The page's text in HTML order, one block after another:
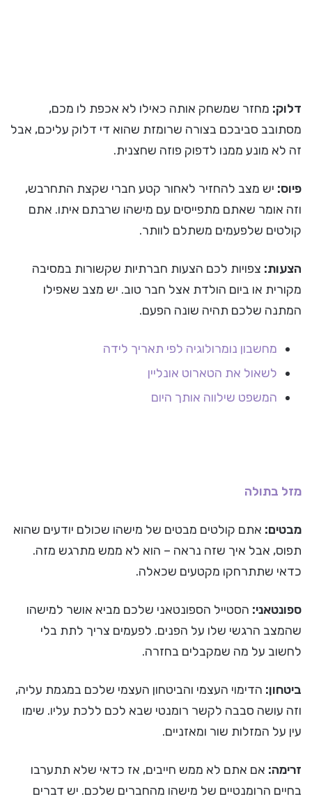
דלוק: מחזר שמשחק אותה כאילו לא אכפת לו מכם,
מסתובב סביבכם בצורה שרומזת שהוא די דלוק עליכם, אבל
זה לא מונע ממנו לדפוק פוזה שחצנית.
פיוס: יש מצב להחזיר לאחור קטע חברי שקצת התחרבש,
וזה אומר שאתם מתפייסים עם מישהו שרבתם איתו. אתם
קולטים שלפעמים משתלם לוותר.
הצעות: צפויות לכם הצעות חברתיות שקשורות במסיבה
מקורית או ביום הולדת אצל חבר טוב. יש מצב שאפילו
המתנה שלכם תהיה שונה הפעם.
מחשבון נומרולוגיה לפי תאריך לידה
לשאול את הטארוט אונליין
המשפט שילווה אותך היום
מזל בתולה
מבטים: אתם קולטים מבטים של מישהו שכולם יודעים שהוא
תפוס, אבל איך שזה נראה – הוא לא ממש מתרגש מזה.
כדאי שתתרחקו מקטעים שכאלה.
ספונטאני: הסטייל הספונטאני שלכם מביא אושר למישהו
שהמצב הרגשי שלו על הפנים. לפעמים צריך לתת בלי
לחשוב על מה שמקבלים בחזרה.
ביטחון: הדימוי העצמי והביטחון העצמי שלכם במגמת עליה,
וזה עושה סבבה לקשר רומנטי שבא לכם ללכת עליו. שימו
עין על המזלות שור ומאזניים.
זרימה: אם אתם לא ממש חייבים, אז כדאי שלא תתערבו
בחיים הרומנטיים של מישהו מהחברים שלכם. יש דברים